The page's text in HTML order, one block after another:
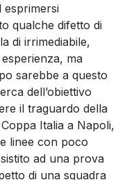
esprimersi
qualche difetto di
di irrimediabile,
ma
sarebbe a questo
dell’obiettivo
il traguardo della
Italia a Napoli,
linee con poco
ad una prova
di una squadra